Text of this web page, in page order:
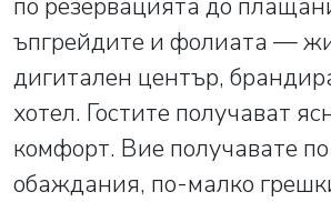
по резервацията до
ъпгрейдите и фолиата —
дигитален център,
хотел. Гостите получават
комфорт. Вие получавате
обаждания, по-малко